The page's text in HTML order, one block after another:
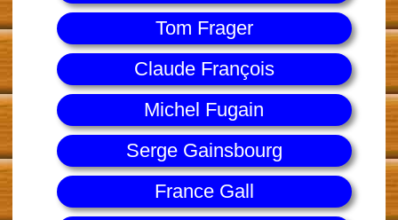
Tom Frager
Claude François
Michel Fugain
Serge Gainsbourg
France Gall